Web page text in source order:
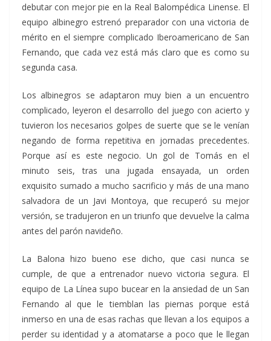
debutar con mejor pie en la Real Balompédica Linense. El
equipo albinegro estrenó preparador con una victoria de
mérito en el siempre complicado Iberoamericano de San
Fernando, que cada vez está más claro que es como su
segunda casa.
Los albinegros se adaptaron muy bien a un encuentro
complicado, leyeron el desarrollo del juego con acierto y
tuvieron los necesarios golpes de suerte que se le venían
negando de forma repetitiva en jornadas precedentes.
Porque así es este negocio. Un gol de Tomás en el
minuto seis, tras una jugada ensayada, un orden
exquisito sumado a mucho sacrificio y más de una mano
salvadora de un Javi Montoya, que recuperó su mejor
versión, se tradujeron en un triunfo que devuelve la calma
antes del parón navideño.
La Balona hizo bueno ese dicho, que casi nunca se
cumple, de que a entrenador nuevo victoria segura. El
equipo de La Línea supo bucear en la ansiedad de un San
Fernando al que le tiemblan las piernas porque está
inmerso en una de esas rachas que llevan a los equipos a
perder su identidad y a atomatarse a poco que le llegan